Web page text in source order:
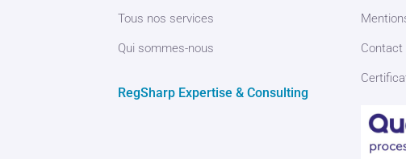
Tous nos services
Qui sommes-nous
RegSharp Expertise & Consulting
Contact